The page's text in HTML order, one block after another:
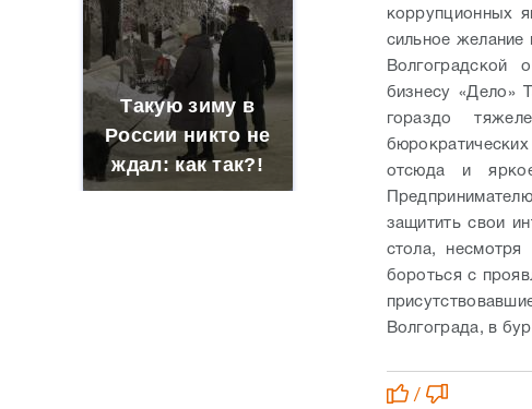
Такую зиму в
России никто не
ждал: как так?!
коррупционных
сильное желание
Волгоградской
бизнесу «Дело»
гораздо
отсюда и
защитить свои
стола, несмотря
бороться с
Волгограда, в
/